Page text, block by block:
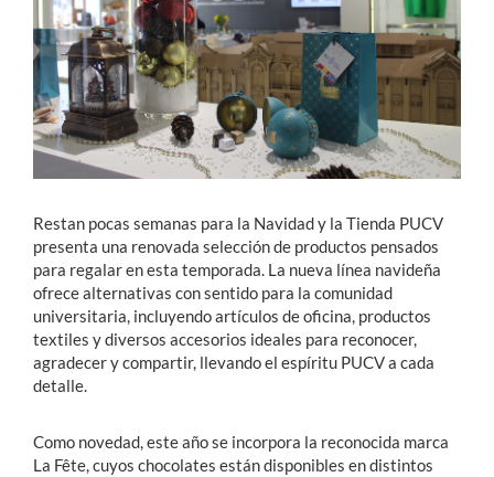
Académicos
Funcionarios
Alumni
Restan pocas semanas para la Navidad y la Tienda PUCV
presenta una renovada selección de productos pensados
para regalar en esta temporada. La nueva línea navideña
ofrece alternativas con sentido para la comunidad
universitaria, incluyendo artículos de oficina, productos
textiles y diversos accesorios ideales para reconocer,
agradecer y compartir, llevando el espíritu PUCV a cada
detalle.
Como novedad, este año se incorpora la reconocida marca
La Fête, cuyos chocolates están disponibles en distintos